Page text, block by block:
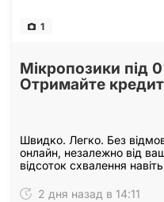
1
Мікропозики під
Отримайте
Швидко. Легко. Без
онлайн, незалежно від
відсоток схвалення навіть
2 дня назад в 14:11